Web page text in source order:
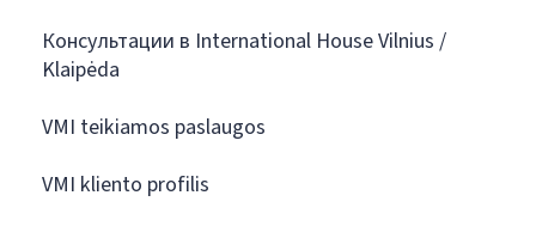
Консультации в International House Vilnius /
Klaipėda
VMI teikiamos paslaugos
VMI kliento profilis